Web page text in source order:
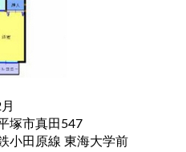
塚市真田547
小田原線 東海大学前